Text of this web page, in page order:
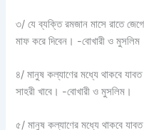
৩/ যে ব্যক্তি রমজান মাসে রাতে
মাফ করে দিবেন। -বোখারী ও মুসলিম
৪/ মানুষ কল্যাণের মধ্যে থাকবে
সাহরী খাবে। -বোখারী ও মুসলিম।
৫/ মানুষ কল্যাণের মধ্যে থাকবে